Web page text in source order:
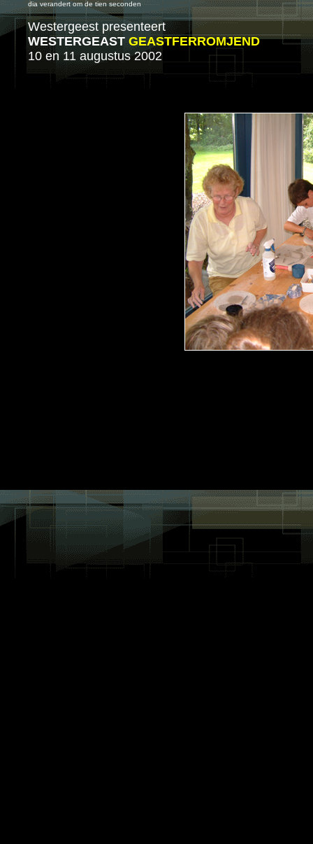
dia verandert om de tien seconden
Westergeest presenteert
WESTERGEAST GEASTFERROMJEND
10 en 11 augustus 2002